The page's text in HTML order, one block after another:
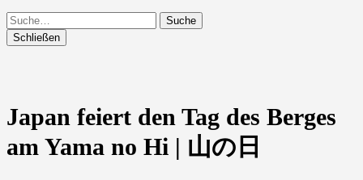
Suche
Schließen
Japan feiert den Tag des Berges
am Yama no Hi | 山の日